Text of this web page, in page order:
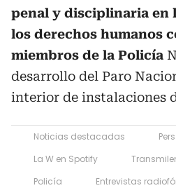
penal y disciplinaria en
los derechos humanos
miembros de la Policía
desarrollo del Paro
interior de instalaciones
Noticias destacadas
La W en Spotify
Policía
Entrevistas